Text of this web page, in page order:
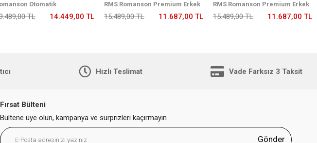
Otomatik
Premium Erkek
Saati 5 ATM Suya Dayanıklı 2
TL 14.449,00 TL
RMS Romanson Premium Erkek
Kol Saati Çelik Kordon 5 ATM Su
Geçirmez Kronometreli Kadran
15.489,00 TL 11.687,00 TL
RMS Romanson Premium Erkek
Kol Saati Çelik Kordon 5 ATM Su
Geçirmez Kronometreli Kadran
15.489,00 TL 11.687,00 TL
Hızlı Teslimat Vade Farksız 3 Taksit
Fırsat Bülteni
Bültene üye olun, kampanya ve sürprizleri kaçırmayın
Gönder